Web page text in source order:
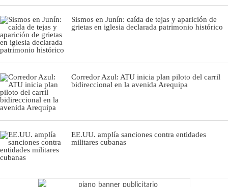
Sismos en Junín: caída de tejas y aparición de
grietas en iglesia declarada patrimonio histórico
Corredor Azul: ATU inicia plan piloto del carril
bidireccional en la avenida Arequipa
EE.UU. amplía sanciones contra entidades
militares cubanas